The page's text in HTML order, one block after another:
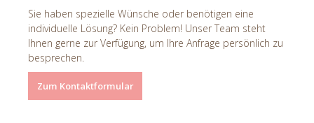
Sie haben spezielle Wünsche oder benötigen eine
individuelle Lösung? Kein Problem! Unser Team steht
Ihnen gerne zur Verfügung, um Ihre Anfrage persönlich zu
besprechen.
Zum Kontaktformular